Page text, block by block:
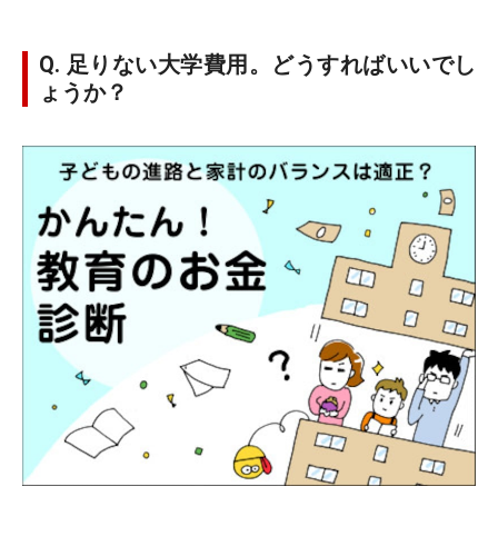
Q. 足りない大学費用。どうすればいいでし
ょうか？